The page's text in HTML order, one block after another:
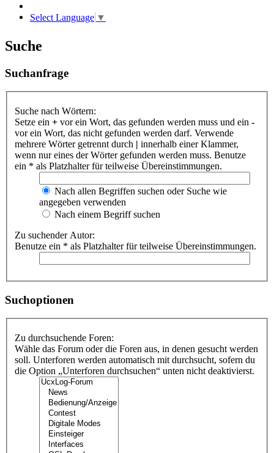
Select Language ▼
Suche
Suchanfrage
Suche nach Wörtern:
Setze ein + vor ein Wort, das gefunden werden muss und ein -
vor ein Wort, das nicht gefunden werden darf. Verwende
mehrere Wörter getrennt durch | innerhalb einer Klammer,
wenn nur eines der Wörter gefunden werden muss. Benutze
ein * als Platzhalter für teilweise Übereinstimmungen.
Nach allen Begriffen suchen oder Suche wie
angegeben verwenden
Nach einem Begriff suchen
Zu suchender Autor:
Benutze ein * als Platzhalter für teilweise Übereinstimmungen.
Suchoptionen
Zu durchsuchende Foren:
Wähle das Forum oder die Foren aus, in denen gesucht werden
soll. Unterforen werden automatisch mit durchsucht, sofern du
die Option „Unterforen durchsuchen“ unten nicht deaktivierst.